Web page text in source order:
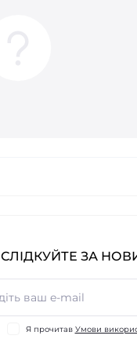
СЛІДКУЙТЕ ЗА
Я прочитав Умови